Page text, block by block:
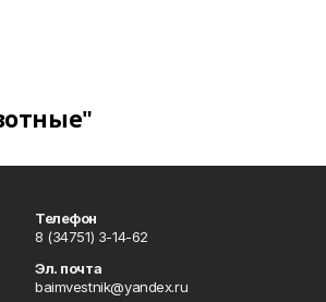
Телефон
8 (34751) 3-14-62
Эл. почта
baimvestnik@yandex.ru